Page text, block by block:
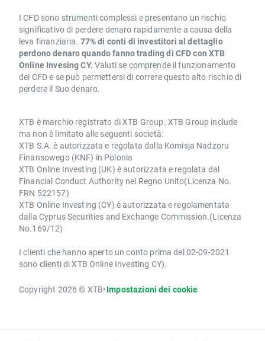
I CFD sono strumenti complessi e presentano un rischio
significativo di perdere denaro rapidamente a causa della
leva finanziaria. 77% di conti di investitori al dettaglio
perdono denaro quando fanno trading di CFD con XTB
Online Invesing CY. Valuti se comprende il funzionamento
dei CFD e se può permettersi di correre questo alto rischio di
perdere il Suo denaro.
XTB è marchio registrato di XTB Group. XTB Group include
ma non è limitato alle seguenti società:
XTB S.A. è autorizzata e regolata dalla Komisja Nadzoru
Finansowego (KNF) in Polonia
XTB Online Investing (UK) è autorizzata e regolata dal
Financial Conduct Authority nel Regno Unito(Licenza No.
FRN 522157)
XTB Online Investing (CY) è autorizzata e regolamentata
dalla Cyprus Securities and Exchange Commission.(Licenza
No.169/12)
I clienti che hanno aperto un conto prima del 02-09-2021
sono clienti di XTB Online Investing CY).
Copyright 2026 © XTB•Impostazioni dei cookie